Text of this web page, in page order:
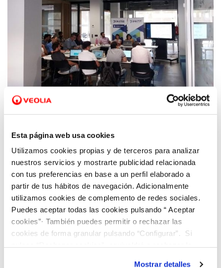
Esta página web usa cookies
Utilizamos cookies propias y de terceros para analizar
nuestros servicios y mostrarte publicidad relacionada
con tus preferencias en base a un perfil elaborado a
partir de tus hábitos de navegación. Adicionalmente
utilizamos cookies de complemento de redes sociales.
Puedes aceptar todas las cookies pulsando “ Aceptar
cookies”· También puedes permitir o rechazar las
cookies de forma granular pulsando “Configurar”. Si
Mostrar detalles
22 JUN 2021
España que compiten por ser la mejor idea
para combatir el cambio climático